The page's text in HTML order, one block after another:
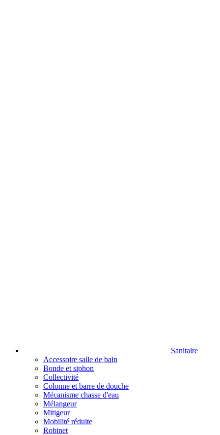
Sanitaire
Accessoire salle de bain
Bonde et siphon
Collectivité
Colonne et barre de douche
Mécanisme chasse d'eau
Mélangeur
Mitigeur
Mobilité réduite
Robinet